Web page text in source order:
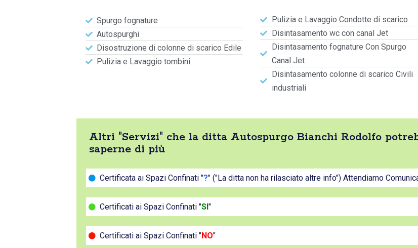
Spurgo fognature
Autospurghi
Disostruzione di colonne di scarico Edile
Pulizia e Lavaggio tombini
Pulizia e Lavaggio Condotte di scarico
Disintasamento wc con canal Jet
Disintasamento fognature Con Spurgo
Canal Jet
Disintasamento colonne di scarico Civili
industriali
Altri "Servizi" che la ditta Autospurgo Bianchi Rodolfo
saperne di più
Certificata ai Spazi Confinati "?" ("La ditta non ha rilasciato altre info") Attendiamo
Certificati ai Spazi Confinati "SI"
Certificati ai Spazi Confinati "NO"